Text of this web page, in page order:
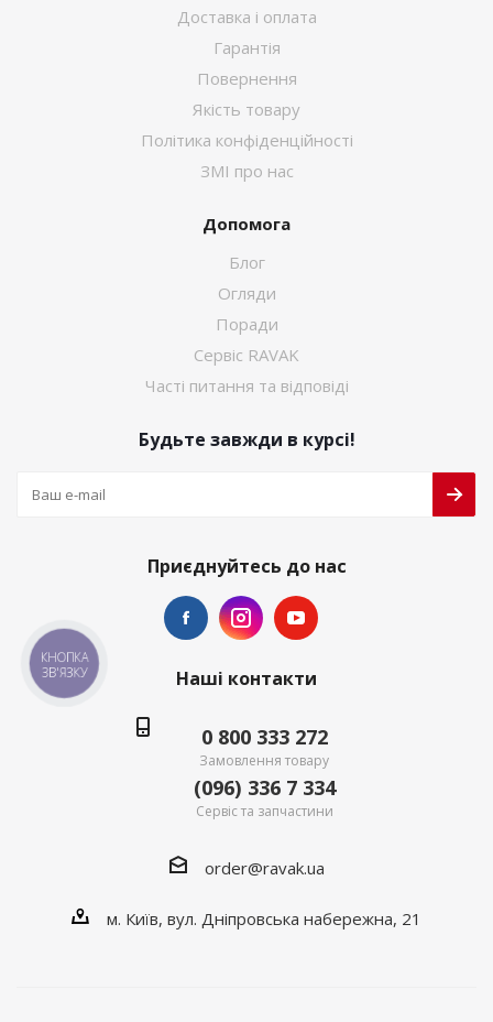
Доставка і оплата
Гарантія
Повернення
Якість товару
Політика конфіденційності
ЗМІ про нас
Допомога
Блог
Огляди
Поради
Сервіс RAVAK
Часті питання та відповіді
Будьте завжди в курсі!
Приєднуйтесь до нас
Наші контакти
0 800 333 272
Замовлення товару
(096) 336 7 334
Сервіс та запчастини
order@ravak.ua
м. Київ, вул. Дніпровська набережна, 21
КНОПКА
ЗВ'ЯЗКУ